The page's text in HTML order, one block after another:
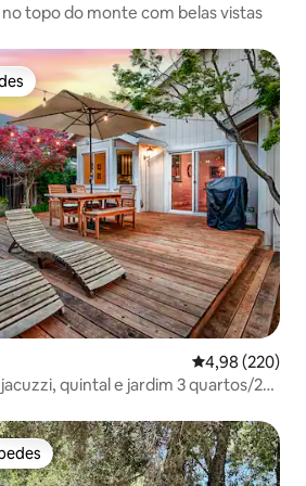
topo do monte com belas vistas
4,98 de uma
4,98 (220)
quintal e jardim 3 quartos/2
dos hóspedes